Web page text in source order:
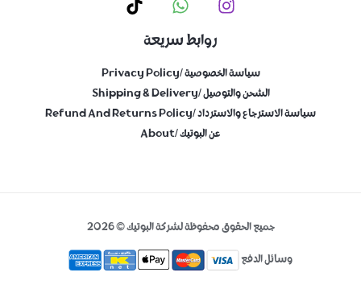
روابط سريعة
سياسة الخصوصية /Privacy Policy
الشحن والتوصيل /shipping & Delivery
سياسة الاسترجاع والاسترداد /Refund And Returns Policy
عن البوتيك /About
جميع الحقوق محفوظة لشركة البوتيك © 2026
وسائل الدفع